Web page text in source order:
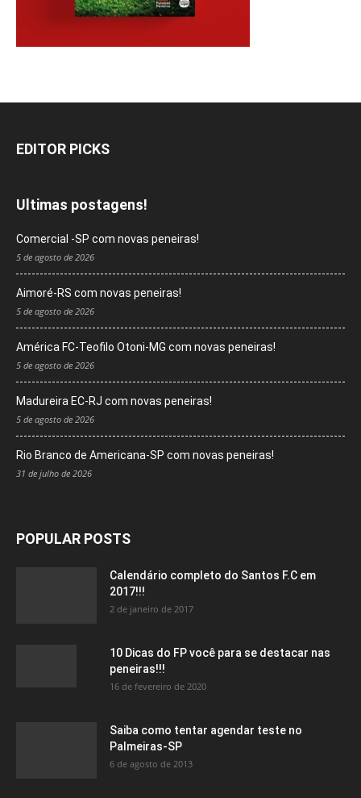
EDITOR PICKS
Ultimas postagens!
Comercial -SP com novas peneiras!
5 de agosto de 2026
Aimoré-RS com novas peneiras!
5 de agosto de 2026
América FC-Teofilo Otoni-MG com novas peneiras!
5 de agosto de 2026
Madureira EC-RJ com novas peneiras!
5 de agosto de 2026
Rio Branco de Americana-SP com novas peneiras!
31 de julho de 2026
POPULAR POSTS
Calendário completo do Santos F.C em
2017!!!
2 de janeiro de 2017
10 Dicas do FP você para se destacar nas
peneiras!!!
16 de fevereiro de 2020
Saiba como tentar agendar teste no
Palmeiras-SP
6 de agosto de 2013